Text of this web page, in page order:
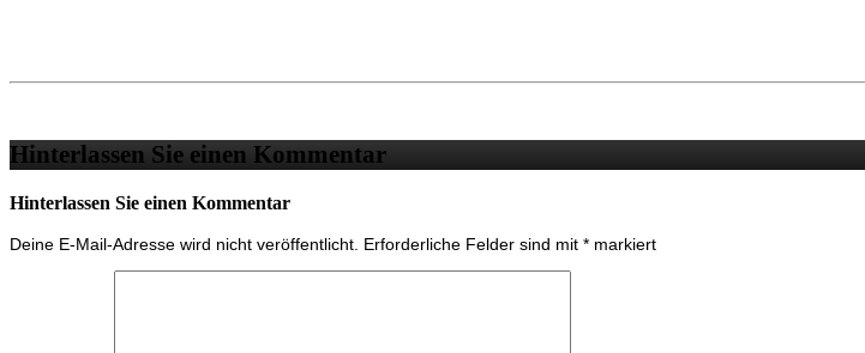
Hinterlassen Sie einen Kommentar
Hinterlassen Sie einen Kommentar
Deine E-Mail-Adresse wird nicht veröffentlicht. Erforderliche Felder sind mit * markiert